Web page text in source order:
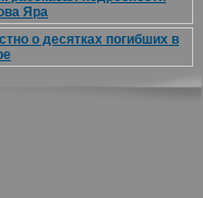
Яра
о десятках погибших в